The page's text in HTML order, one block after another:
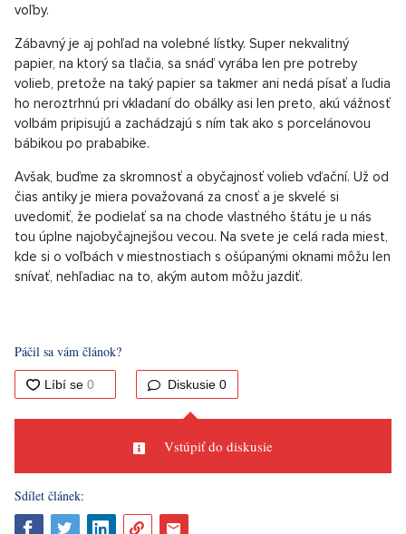
voľby.
Zábavný je aj pohľad na volebné lístky. Super nekvalitný
papier, na ktorý sa tlačia, sa snáď vyrába len pre potreby
volieb, pretože na taký papier sa takmer ani nedá písať a ľudia
ho neroztrhnú pri vkladaní do obálky asi len preto, akú vážnosť
volbám pripisujú a zachádzajú s ním tak ako s porcelánovou
bábikou po prababike.
Avšak, buďme za skromnosť a obyčajnosť volieb vďační. Už od
čias antiky je miera považovaná za cnosť a je skvelé si
uvedomiť, že podielať sa na chode vlastného štátu je u nás
tou úplne najobyčajnejšou vecou. Na svete je celá rada miest,
kde si o voľbách v miestnostiach s ošúpanými oknami môžu len
snívať, nehľadiac na to, akým autom môžu jazdiť.
Páčil sa vám článok?
Diskusie 0
Vstúpiť do diskusie
Sdílet článek: